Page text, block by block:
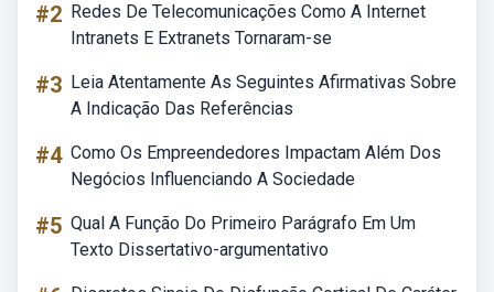
#2 Redes De Telecomunicações Como A Internet
Intranets E Extranets Tornaram-se
#3 Leia Atentamente As Seguintes Afirmativas Sobre
A Indicação Das Referências
#4 Como Os Empreendedores Impactam Além Dos
Negócios Influenciando A Sociedade
#5 Qual A Função Do Primeiro Parágrafo Em Um
Texto Dissertativo-argumentativo